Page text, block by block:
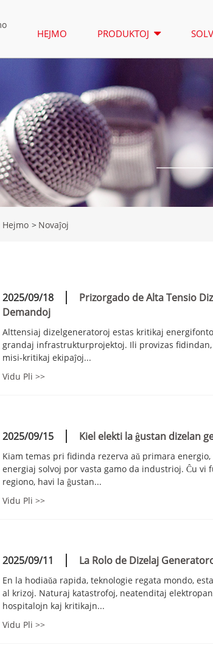
HEJMO PRODUKTOJ
Hejmo Novaĵoj
2025/09/18
Prizorgado de Alta Tensio
Demandoj
Alttensiaj dizelgeneratoroj estas kritikaj
grandaj infrastrukturprojektoj. Ili provizas
misi-kritikaj ekipaĵoj...
Vidu Pli >>
2025/09/15 Kiel elekti la ĝustan dizelan
Kiam temas pri fidinda rezerva aŭ primara
energiaj solvoj por vasta gamo da industrioj. Ĉu
regiono, havi la ĝustan...
Vidu Pli >>
2025/09/11 La Rolo de Dizelaj
En la hodiaŭa rapida, teknologie regata mondo,
al krizoj. Naturaj katastrofoj, neatenditaj
hospitalojn kaj kritikajn...
Vidu Pli >>